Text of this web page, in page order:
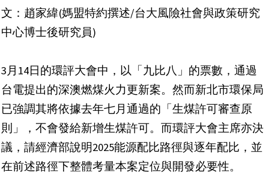
文：趙家緯(媽盟特約撰述/台大風險社會與政策研究
中心博士後研究員)
3月14日的環評大會中，以「九比八」的票數，通過
台電提出的深澳燃煤火力更新案。然而新北市環保局
已強調其將依據去年七月通過的「生煤許可審查原
則」，不會發給新增生煤許可。而環評大會主席亦決
議，請經濟部說明2025能源配比路徑與逐年配比，並
在前述路徑下整體考量本案定位與開發必要性。